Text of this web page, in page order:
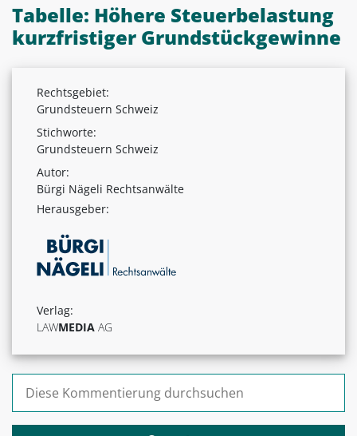
Tabelle: Höhere Steuerbelastung
kurzfristiger Grundstückgewinne
Rechtsgebiet:
Grundsteuern Schweiz
Stichworte:
Grundsteuern Schweiz
Autor:
Bürgi Nägeli Rechtsanwälte
Herausgeber:
Verlag:
LAWMEDIA AG
Suchen nach: